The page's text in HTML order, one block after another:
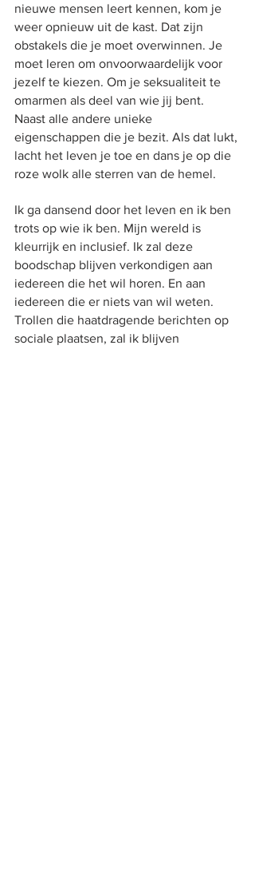
nieuwe mensen leert kennen, kom je
weer opnieuw uit de kast. Dat zijn
obstakels die je moet overwinnen. Je
moet leren om onvoorwaardelijk voor
jezelf te kiezen. Om je seksualiteit te
omarmen als deel van wie jij bent.
Naast alle andere unieke
eigenschappen die je bezit. Als dat lukt,
lacht het leven je toe en dans je op die
roze wolk alle sterren van de hemel.
Ik ga dansend door het leven en ik ben
trots op wie ik ben. Mijn wereld is
kleurrijk en inclusief. Ik zal deze
boodschap blijven verkondigen aan
iedereen die het wil horen. En aan
iedereen die er niets van wil weten.
Trollen die haatdragende berichten op
sociale plaatsen, zal ik blijven